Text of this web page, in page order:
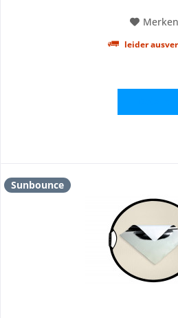
Merken
leider
Sunbounce